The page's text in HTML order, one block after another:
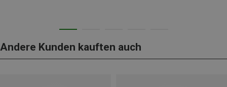
Andere Kunden kauften auch